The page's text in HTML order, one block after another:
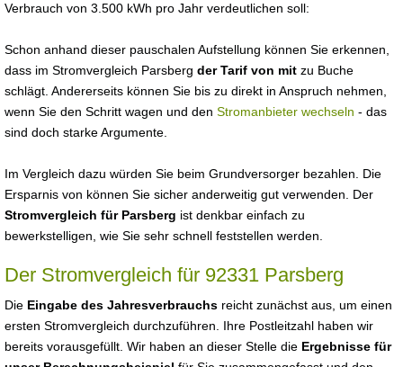
Verbrauch von 3.500 kWh pro Jahr verdeutlichen soll:
Schon anhand dieser pauschalen Aufstellung können Sie erkennen,
dass im Stromvergleich Parsberg der Tarif von mit zu Buche
schlägt. Andererseits können Sie bis zu direkt in Anspruch nehmen,
wenn Sie den Schritt wagen und den Stromanbieter wechseln - das
sind doch starke Argumente.
Im Vergleich dazu würden Sie beim Grundversorger bezahlen. Die
Ersparnis von können Sie sicher anderweitig gut verwenden. Der
Stromvergleich für Parsberg ist denkbar einfach zu
bewerkstelligen, wie Sie sehr schnell feststellen werden.
Der Stromvergleich für 92331 Parsberg
Die Eingabe des Jahresverbrauchs reicht zunächst aus, um einen
ersten Stromvergleich durchzuführen. Ihre Postleitzahl haben wir
bereits vorausgefüllt. Wir haben an dieser Stelle die Ergebnisse für